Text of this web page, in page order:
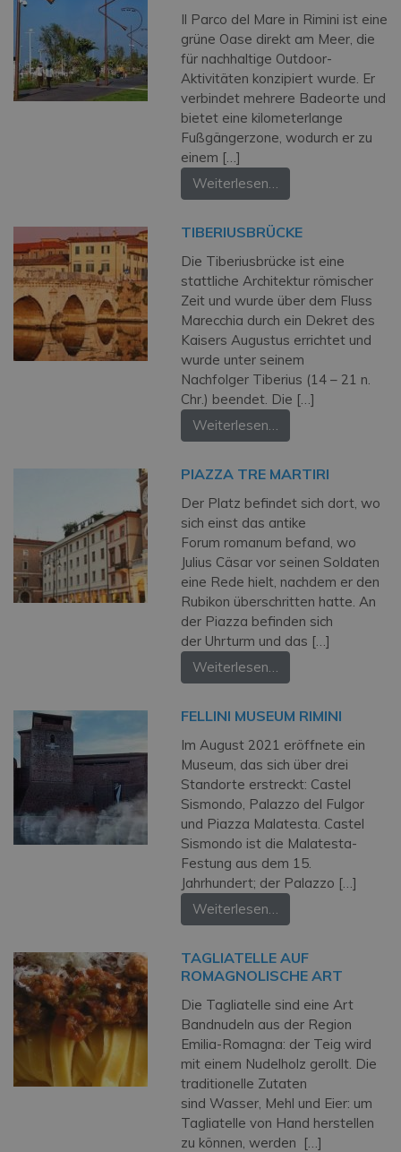
Il Parco del Mare in Rimini ist eine
grüne Oase direkt am Meer, die
für nachhaltige Outdoor-
Aktivitäten konzipiert wurde. Er
verbindet mehrere Badeorte und
bietet eine kilometerlange
Fußgängerzone, wodurch er zu
einem […]
Weiterlesen…
TIBERIUSBRÜCKE
Die Tiberiusbrücke ist eine
stattliche Architektur römischer
Zeit und wurde über dem Fluss
Marecchia durch ein Dekret des
Kaisers Augustus errichtet und
wurde unter seinem
Nachfolger Tiberius (14 – 21 n.
Chr.) beendet. Die […]
Weiterlesen…
PIAZZA TRE MARTIRI
Der Platz befindet sich dort, wo
sich einst das antike
Forum romanum befand, wo
Julius Cäsar vor seinen Soldaten
eine Rede hielt, nachdem er den
Rubikon überschritten hatte. An
der Piazza befinden sich
der Uhrturm und das […]
Weiterlesen…
FELLINI MUSEUM RIMINI
Im August 2021 eröffnete ein
Museum, das sich über drei
Standorte erstreckt: Castel
Sismondo, Palazzo del Fulgor
und Piazza Malatesta. Castel
Sismondo ist die Malatesta-
Festung aus dem 15.
Jahrhundert; der Palazzo […]
Weiterlesen…
TAGLIATELLE AUF
ROMAGNOLISCHE ART
Die Tagliatelle sind eine Art
Bandnudeln aus der Region
Emilia-Romagna: der Teig wird
mit einem Nudelholz gerollt. Die
traditionelle Zutaten
sind Wasser, Mehl und Eier: um
Tagliatelle von Hand herstellen
zu können, werden […]